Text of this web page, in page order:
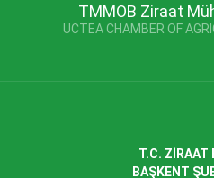
TMMOB Ziraat
UCTEA CHAMBER OF
T.C. ZİRAAT
BAŞKENT